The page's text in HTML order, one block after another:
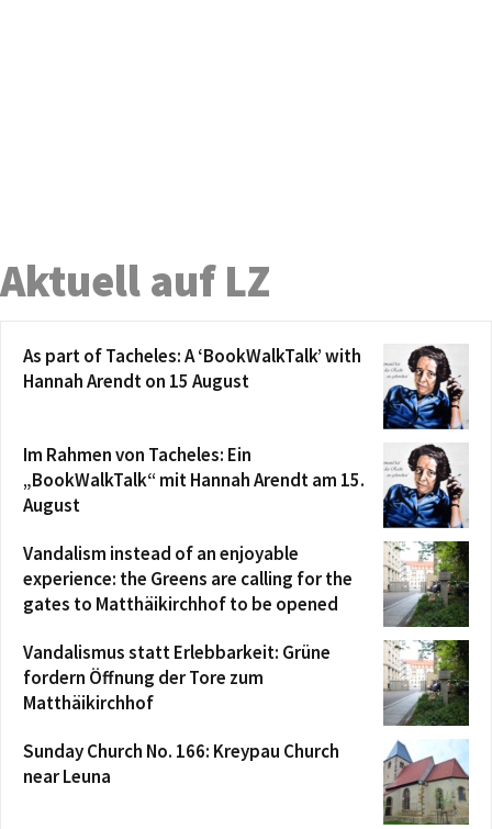
Aktuell auf LZ
As part of Tacheles: A ‘BookWalkTalk’ with
Hannah Arendt on 15 August
Im Rahmen von Tacheles: Ein
„BookWalkTalk“ mit Hannah Arendt am 15.
August
Vandalism instead of an enjoyable
experience: the Greens are calling for the
gates to Matthäikirchhof to be opened
Vandalismus statt Erlebbarkeit: Grüne
fordern Öffnung der Tore zum
Matthäikirchhof
Sunday Church No. 166: Kreypau Church
near Leuna